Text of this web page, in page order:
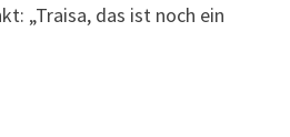
„Traisa, das ist noch ein